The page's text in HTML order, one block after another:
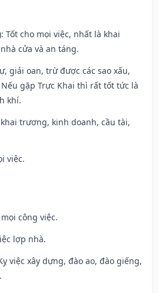
Tốt cho mọi việc, nhất là khai
cửa và an táng.
giải oan, trừ được các sao xấu,
gặp Trực Khai thì rất tốt tức là
khí.
khai trương, kinh doanh, cầu tài,
việc.
công việc.
lợp nhà.
việc xây dựng, đào ao, đào giếng,